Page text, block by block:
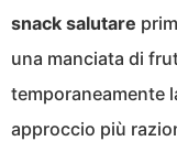
snack salutare
una manciata di
temporaneamente
approccio più